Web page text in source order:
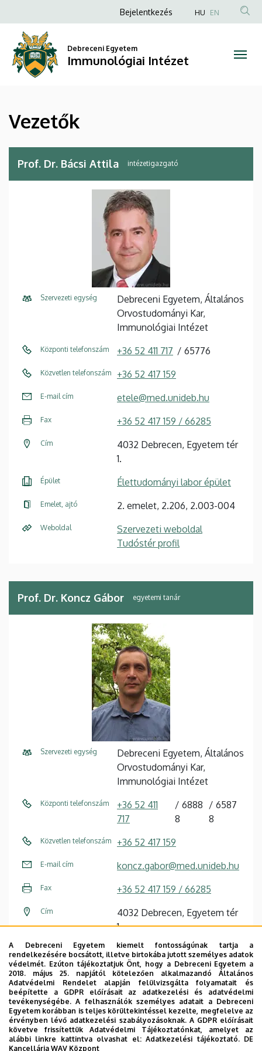
Immunológiai
Intézet
a
tartalomra
Anonim
fiók
menüje
Bejelentkezés HU EN
Debreceni Egyetem
Immunológiai Intézet
Vezetők
Prof. Dr. Bácsi Attila intézetigazgató
Szervezeti egység
Debreceni Egyetem, Általános
Orvostudományi Kar,
Immunológiai Intézet
Központi telefonszám +36 52 411 717 65776
Közvetlen telefonszám +36 52 417 159
E-mail cím etele@med.unideb.hu
Fax +36 52 417 159 / 66285
Cím
4032 Debrecen, Egyetem tér
1.
Épület Élettudományi labor épület
Emelet, ajtó 2. emelet, 2.206, 2.003-004
Weboldal
Szervezeti weboldal
Tudóstér profil
Prof. Dr. Koncz Gábor egyetemi tanár
Szervezeti egység
Debreceni Egyetem, Általános
Orvostudományi Kar,
Immunológiai Intézet
Központi telefonszám
+36 52 411
717
6888
8
6587
8
Közvetlen telefonszám +36 52 417 159
E-mail cím koncz.gabor@med.unideb.hu
Fax +36 52 417 159 / 66285
Cím
4032 Debrecen, Egyetem tér
1.
Épület Élettudományi labor épület
Emelet, ajtó 2. emelet, 2.508, 2.006
Weboldal
Szervezeti weboldal
Tudóstér profil
A Debreceni Egyetem kiemelt fontosságúnak tartja a
rendelkezésére bocsátott, illetve birtokába jutott személyes adatok
védelmét. Ezúton tájékoztatjuk Önt, hogy a Debreceni Egyetem a
2018. május 25. napjától kötelezően alkalmazandó Általános
Adatvédelmi Rendelet alapján felülvizsgálta folyamatait és
beépítette a GDPR előírásait az adatkezelési és adatvédelmi
tevékenységébe. A felhasználók személyes adatait a Debreceni
Egyetem korábban is teljes körültekintéssel kezelte, megfelelve az
érvényben lévő adatkezelési szabályozásoknak. A GDPR előírásait
követve frissítettük Adatvédelmi Tájékoztatónkat, amelyet az
alábbi linkre kattintva olvashat el:Adatkezelési tájékoztató. DE
Kancellária WAV Központ